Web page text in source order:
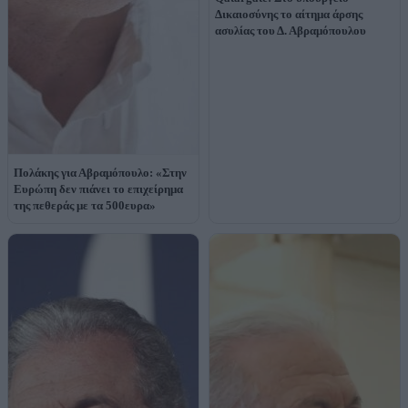
Πολάκης για Αβραμόπουλο: «Στην
Ευρώπη δεν πιάνει το επιχείρημα
της πεθεράς με τα 500ευρα»
Δικαιοσύνης το αίτημα άρσης
ασυλίας του Δ. Αβραμόπουλου